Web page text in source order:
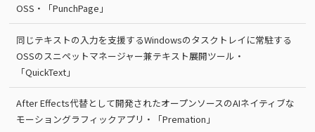
OSS・「PunchPage」
同じテキストの入力を支援するWindowsのタスクトレイに常駐する
OSSのスニペットマネージャー兼テキスト展開ツール・
「QuickText」
After Effects代替として開発されたオープンソースのAIネイティブな
モーショングラフィックアプリ・「Premation」